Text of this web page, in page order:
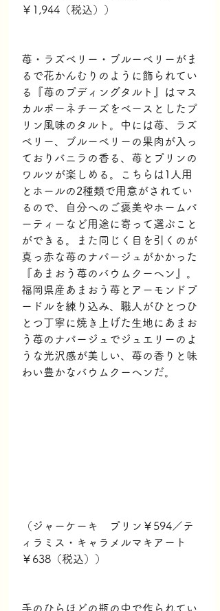
￥1,944（税込））
苺・ラズベリー・ブルーベリーがま
るで花かんむりのように飾られてい
る『 苺のプディングタルト』はマス
カルポーネチーズをベースとしたプ
リン風味のタルト。中には苺、ラズ
ベリー、ブルーベリーの果肉が入っ
ておりバニラの香る、苺とプリンの
ワルツが楽しめる。こちらは1人用
とホールの2種類で用意がされてい
るので、自分へのご褒美やホームパ
ーティーなど用途に寄って選ぶこと
ができる。また同じく目を引くのが
真っ赤な苺のナパージュがかかった
『あまおう苺のバウムクーヘン』。
福岡県産あまおう苺とアーモンドプ
ードルを練り込み、職人がひとつひ
とつ丁寧に焼き上げた生地にあまお
う苺のナパージュでジュエリーのよ
うな光沢感が美しい、苺の香りと味
わい豊かなバウムクーヘンだ。
（ジャーケーキ　プリン￥594／テ
ィラミス・キャラメルマキアート
￥638（税込））
手のひらほどの瓶の中で作られてい